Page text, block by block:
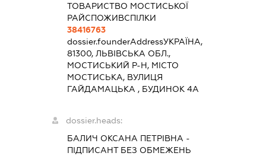
ТОВАРИСТВО МОСТИСЬКОЇ
РАЙСПОЖИВСПІЛКИ
38416763
dossier.founderAddressУКРАЇНА,
81300, ЛЬВІВСЬКА ОБЛ.,
МОСТИСЬКИЙ Р-Н, МІСТО
МОСТИСЬКА, ВУЛИЦЯ
ГАЙДАМАЦЬКА , БУДИНОК 4А
dossier.heads:
БАЛИЧ ОКСАНА ПЕТРІВНА -
ПІДПИСАНТБЕЗ ОБМЕЖЕНЬ